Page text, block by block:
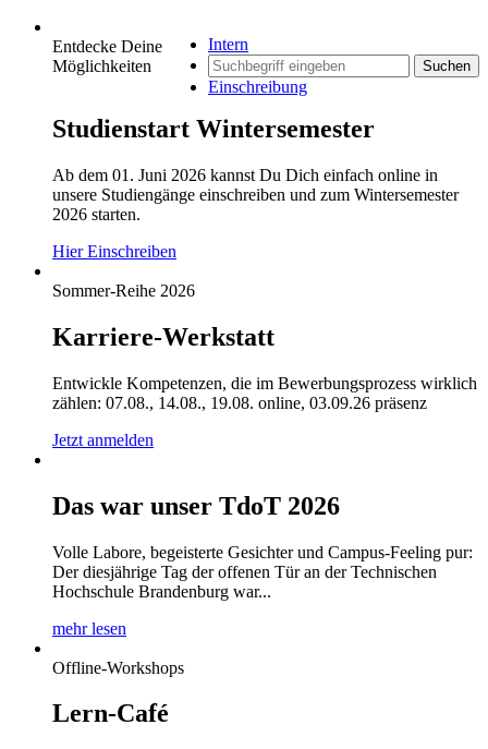
Intern
Suchen
Einschreibung
Entdecke Deine
Möglichkeiten
Studienstart Wintersemester
Ab dem 01. Juni 2026 kannst Du Dich einfach online in
unsere Studiengänge einschreiben und zum Wintersemester
2026 starten.
Hier Einschreiben
Sommer-Reihe 2026
Karriere-Werkstatt
Entwickle Kompetenzen, die im Bewerbungsprozess wirklich
zählen: 07.08., 14.08., 19.08. online, 03.09.26 präsenz
Jetzt anmelden
Das war unser TdoT 2026
Volle Labore, begeisterte Gesichter und Campus-Feeling pur:
Der diesjährige Tag der offenen Tür an der Technischen
Hochschule Brandenburg war...
mehr lesen
Offline-Workshops
Lern-Café